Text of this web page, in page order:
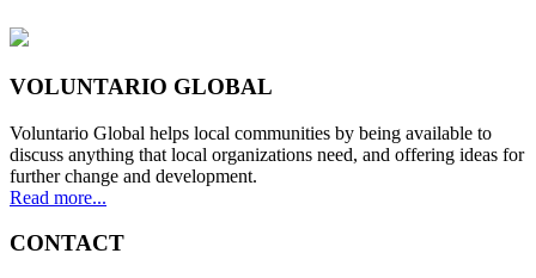
VOLUNTARIO GLOBAL
Voluntario Global helps local communities by being available to
discuss anything that local organizations need, and offering ideas for
further change and development.
Read more...
CONTACT